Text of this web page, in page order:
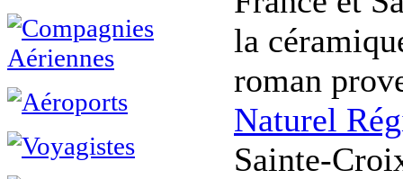
la
roman
Naturel
Sainte-